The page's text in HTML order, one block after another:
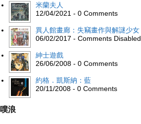
米蘭夫人
12/04/2021 - 0 Comments
異人館畫廊：失竊畫作與解謎少女
06/02/2017 - Comments Disabled
紳士遊戲
26/06/2008 - 0 Comments
約格．凱斯納：藍
20/11/2008 - 0 Comments
噗浪